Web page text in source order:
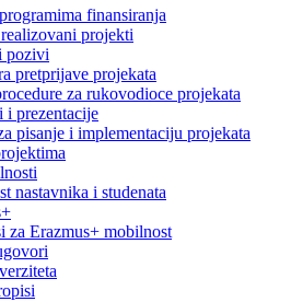
finansiranja
projekti
pozivi
pretprijave projekata
za rukovodioce projekata
i prezentacije
pisanje i implementaciju projekata
nastavnika i studenata
za Erazmus+ mobilnost